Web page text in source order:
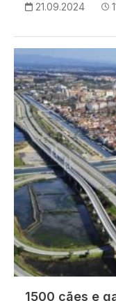
21.09.2024
Imagem
1500 cães e